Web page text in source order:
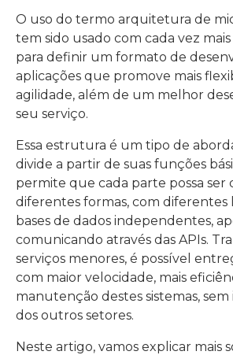
O uso do termo arquitetura de
tem sido usado com cada vez
para definir um formato de
aplicações que promove mais
agilidade, além de um melhor
seu serviço.
Essa estrutura é um tipo de
divide a partir de suas funções
permite que cada parte possa ser
diferentes formas, com diferentes
bases de dados independentes,
comunicando através das APIs.
serviços menores, é possível
com maior velocidade, mais
manutenção destes sistemas,
dos outros setores.
Neste artigo, vamos explicar mais